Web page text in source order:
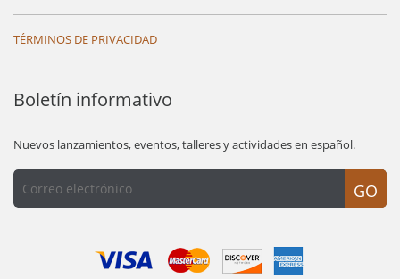
TÉRMINOS DE PRIVACIDAD
Boletín informativo
Nuevos lanzamientos, eventos, talleres y actividades en español.
GO